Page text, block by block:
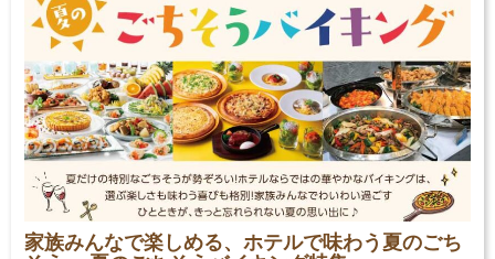
家族みんなで楽しめる、ホテルで味わう夏のごち